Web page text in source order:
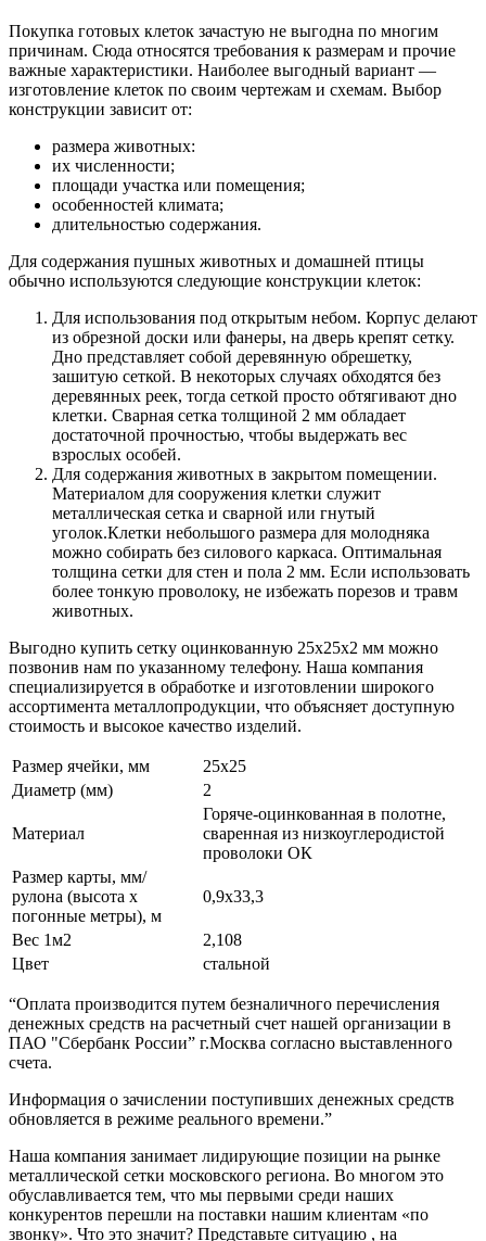
Покупка готовых клеток зачастую не выгодна по многим
причинам. Сюда относятся требования к размерам и прочие
важные характеристики. Наиболее выгодный вариант —
изготовление клеток по своим чертежам и схемам. Выбор
конструкции зависит от:
размера животных:
их численности;
площади участка или помещения;
особенностей климата;
длительностью содержания.
Для содержания пушных животных и домашней птицы
обычно используются следующие конструкции клеток:
Для использования под открытым небом. Корпус делают
из обрезной доски или фанеры, на дверь крепят сетку.
Дно представляет собой деревянную обрешетку,
зашитую сеткой. В некоторых случаях обходятся без
деревянных реек, тогда сеткой просто обтягивают дно
клетки. Сварная сетка толщиной 2 мм обладает
достаточной прочностью, чтобы выдержать вес
взрослых особей.
Для содержания животных в закрытом помещении.
Материалом для сооружения клетки служит
металлическая сетка и сварной или гнутый
уголок.Клетки небольшого размера для молодняка
можно собирать без силового каркаса. Оптимальная
толщина сетки для стен и пола 2 мм. Если использовать
более тонкую проволоку, не избежать порезов и травм
животных.
Выгодно купить сетку оцинкованную 25х25х2 мм можно
позвонив нам по указанному телефону. Наша компания
специализируется в обработке и изготовлении широкого
ассортимента металлопродукции, что объясняет доступную
стоимость и высокое качество изделий.
Размер ячейки, мм
25х25
Диаметр (мм)
2
Материал
Горяче-оцинкованная в полотне,
сваренная из низкоуглеродистой
проволоки ОК
Размер карты, мм/
рулона (высота х
погонные метры), м
0,9х33,3
Вес 1м2
2,108
Цвет
стальной
“Оплата производится путем безналичного перечисления
денежных средств на расчетный счет нашей организации в
ПАО "Сбербанк России” г.Москва согласно выставленного
счета.
Информация о зачислении поступивших денежных средств
обновляется в режиме реального времени.”
Наша компания занимает лидирующие позиции на рынке
металлической сетки московского региона. Во многом это
обуславливается тем, что мы первыми среди наших
конкурентов перешли на поставки нашим клиентам «по
звонку». Что это значит? Представьте ситуацию , на